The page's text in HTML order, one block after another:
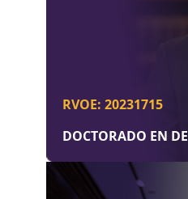
RVOE: 20231715
DOCTORADO EN